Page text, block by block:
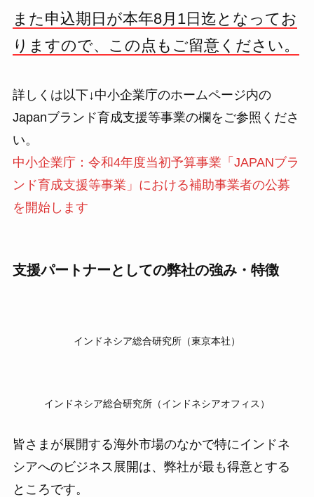
また申込期日が本年8月1日迄となってお
りますので、この点もご留意ください。
詳しくは以下↓中小企業庁のホームページ内の
Japanブランド育成支援等事業の欄をご参照くださ
い。
中小企業庁：令和4年度当初予算事業「JAPANブラ
ンド育成支援等事業」における補助事業者の公募
を開始します
支援パートナーとしての弊社の強み・特徴
インドネシア総合研究所（東京本社）
インドネシア総合研究所（インドネシアオフィス）
皆さまが展開する海外市場のなかで特にインドネ
シアへのビジネス展開は、弊社が最も得意とする
ところです。